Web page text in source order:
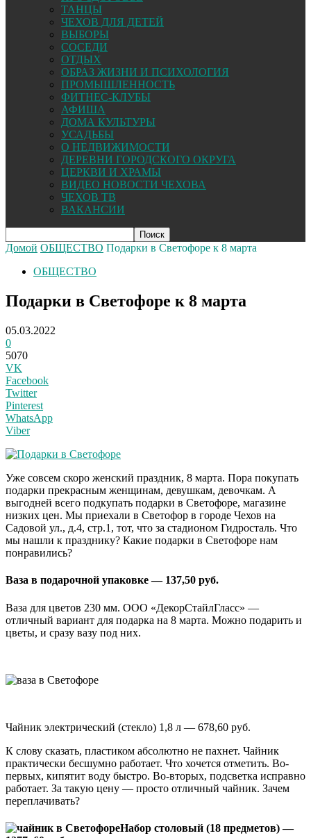
ТАНЦЫ
ЧЕХОВ ДЛЯ ДЕТЕЙ
ВЫБОРЫ
СОСЕДИ
ОТДЫХ
ОБРАЗ ЖИЗНИ И ПСИХОЛОГИЯ
ПРОМЫШЛЕННОСТЬ
ФИТНЕС-КЛУБЫ
АФИША
ДОМА КУЛЬТУРЫ
УСАДЬБЫ
О НЕДВИЖИМОСТИ
ДЕРЕВНИ ГОРОДСКОГО ОКРУГА
ЦЕРКВИ И ХРАМЫ
ВИДЕО НОВОСТИ ЧЕХОВА
ЧЕХОВ ТВ
ВАКАНСИИ
Домой ОБЩЕСТВО Подарки в Светофоре к 8 марта
ОБЩЕСТВО
Подарки в Светофоре к 8 марта
05.03.2022
0
5070
VK
Facebook
Twitter
Pinterest
WhatsApp
Viber
Уже совсем скоро женский праздник, 8 марта. Пора покупать
подарки прекрасным женщинам, девушкам, девочкам. А
выгодней всего подкупать подарки в Светофоре, магазине
низких цен. Мы приехали в Светофор в городе Чехов на
Садовой ул., д.4, стр.1, тот, что за стадионом Гидросталь. Что
мы нашли к празднику? Какие подарки в Светофоре нам
понравились?
Ваза в подарочной упаковке — 137,50 руб.
Ваза для цветов 230 мм. ООО «ДекорСтайлГласс» —
отличный вариант для подарка на 8 марта. Можно подарить и
цветы, и сразу вазу под них.
Чайник электрический (стекло) 1,8 л — 678,60 руб.
К слову сказать, пластиком абсолютно не пахнет. Чайник
практически бесшумно работает. Что хочется отметить. Во-
первых, кипятит воду быстро. Во-вторых, подсветка исправно
работает. За такую цену — просто отличный чайник. Зачем
переплачивать?
Набор столовый (18 предметов) —